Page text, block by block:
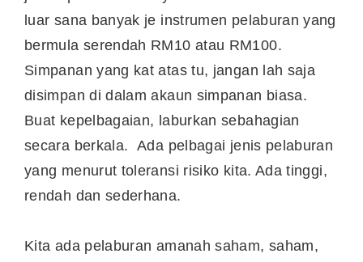
luar sana banyak je instrumen pelaburan yang
bermula serendah RM10 atau RM100.
Simpanan yang kat atas tu, jangan lah saja
disimpan di dalam akaun simpanan biasa.
Buat kepelbagaian, laburkan sebahagian
secara berkala. Ada pelbagai jenis pelaburan
yang menurut toleransi risiko kita. Ada tinggi,
rendah dan sederhana.
Kita ada pelaburan amanah saham, saham,